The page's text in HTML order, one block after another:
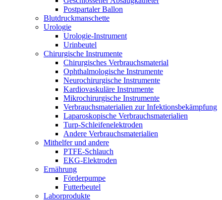
Postpartaler Ballon
Blutdruckmanschette
Urologie
Urologie-Instrument
Urinbeutel
Chirurgische Instrumente
Chirurgisches Verbrauchsmaterial
Ophthalmologische Instrumente
Neurochirurgische Instrumente
Kardiovaskuläre Instrumente
Mikrochirurgische Instrumente
Verbrauchsmaterialien zur Infektionsbekämpfung
Laparoskopische Verbrauchsmaterialien
Turp-Schleifenelektroden
Andere Verbrauchsmaterialien
Mithelfer und andere
PTFE-Schlauch
EKG-Elektroden
Ernährung
Förderpumpe
Futterbeutel
Laborprodukte